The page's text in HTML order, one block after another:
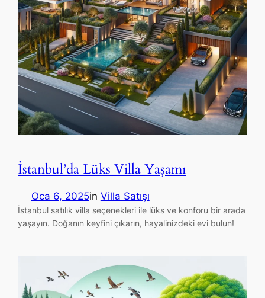
İstanbul’da Lüks Villa Yaşamı
Oca 6, 2025in Villa Satışı
İstanbul satılık villa seçenekleri ile lüks ve konforu bir arada
yaşayın. Doğanın keyfini çıkarın, hayalinizdeki evi bulun!